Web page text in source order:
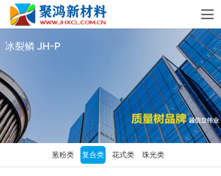
冰裂鳞 JH-P
葱粉类 复合类 花式类 珠光类